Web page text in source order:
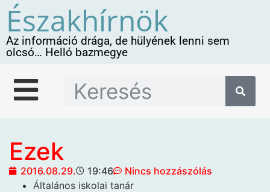
Északhírnök
Az információ drága, de hülyének lenni sem
olcsó… Helló bazmegye
Ezek
2016.08.29. 19:46
Nincs hozzászólás
Általános iskolai tanár